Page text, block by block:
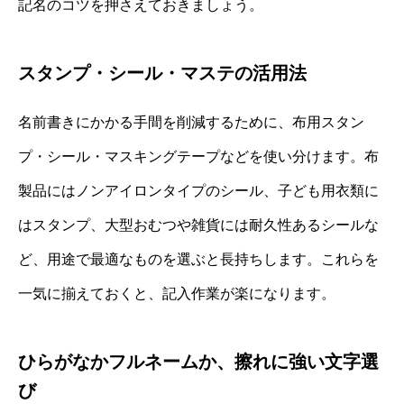
記名のコツを押さえておきましょう。
スタンプ・シール・マステの活用法
名前書きにかかる手間を削減するために、布用スタン
プ・シール・マスキングテープなどを使い分けます。布
製品にはノンアイロンタイプのシール、子ども用衣類に
はスタンプ、大型おむつや雑貨には耐久性あるシールな
ど、用途で最適なものを選ぶと長持ちします。これらを
一気に揃えておくと、記入作業が楽になります。
ひらがなかフルネームか、擦れに強い文字選
び